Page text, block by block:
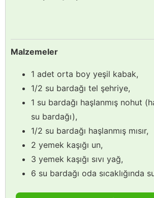
Malzemeler
1 adet orta boy yeşil kabak,
1/2 su bardağı tel şehriye,
1 su bardağı haşlanmış nohut
su bardağı),
1/2 su bardağı haşlanmış mısır,
2 yemek kaşığı un,
3 yemek kaşığı sıvı yağ,
6 su bardağı oda sıcaklığında